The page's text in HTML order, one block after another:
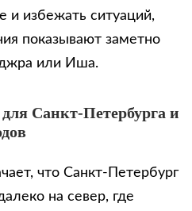
и избежать ситуаций,
показывают заметно
или Иша.
Санкт-Петербурга и
что Санкт-Петербург
на север, где